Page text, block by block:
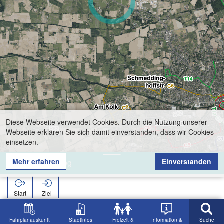
Fahrplanauskunft Stadtinfos
Freizeit &
Information &
Suche
Brennereiweg
Start
Ziel
Suche Brennereiweg
Diese Webseite verwendet Cookies. Durch die Nutzung unserer
Webseite erklären Sie sich damit einverstanden, dass wir Cookies
einsetzen.
Mehr erfahren
Einverstanden